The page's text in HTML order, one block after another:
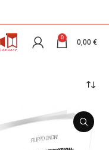
0
0,00 €